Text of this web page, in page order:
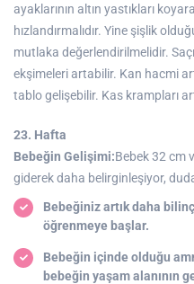
ayaklarının altın yastıkları
hızlandırmalıdır. Yine şişlik
mutlaka değerlendirilmelidir.
ekşimeleri artabilir. Kan hacmi
tablo gelişebilir. Kas krampları
23. Hafta
Bebeğin Gelişimi:Bebek 32 cm
giderek daha belirginleşiyor,
Bebeğiniz artık daha
öğrenmeye başlar.
Bebeğin içinde olduğu
bebeğin yaşam alanının